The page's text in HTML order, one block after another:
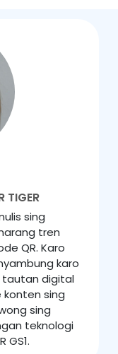
sing
tren
QR. Karo
karo
digital
konten sing
sing
teknologi
GS1.